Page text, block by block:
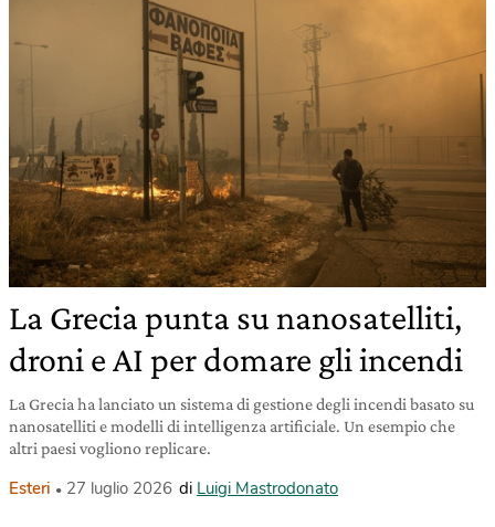
La Grecia punta su nanosatelliti,
droni e AI per domare gli incendi
La Grecia ha lanciato un sistema di gestione degli incendi basato su
nanosatelliti e modelli di intelligenza artificiale. Un esempio che
altri paesi vogliono replicare.
Esteri 27 luglio 2026 di Luigi Mastrodonato